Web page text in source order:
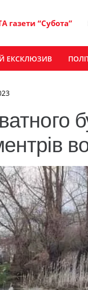
газети “Субота”
ЕКСКЛЮЗИВ